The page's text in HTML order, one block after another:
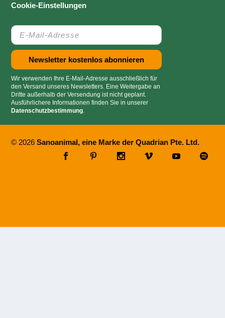
Cookie-Einstellungen
Wir verwenden Ihre E-Mail-Adresse ausschließlich für
den Versand unseres Newsletters. Eine Weitergabe an
Dritte außerhalb der Versendung ist nicht geplant.
Ausführlichere Informationen finden Sie in unserer
Datenschutzbestimmung
© 2026Sanoanimal, eine Marke der Quadrian Pte. Ltd.